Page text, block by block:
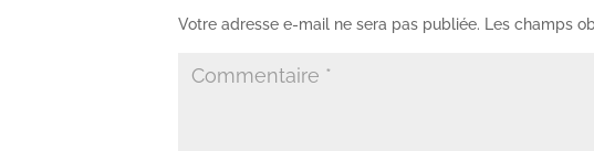
Votre adresse e-mail ne sera pas publiée. Les champs